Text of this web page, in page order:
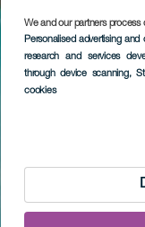
We and our partners process
Personalised advertising
research and services
through device scanning,
cookies